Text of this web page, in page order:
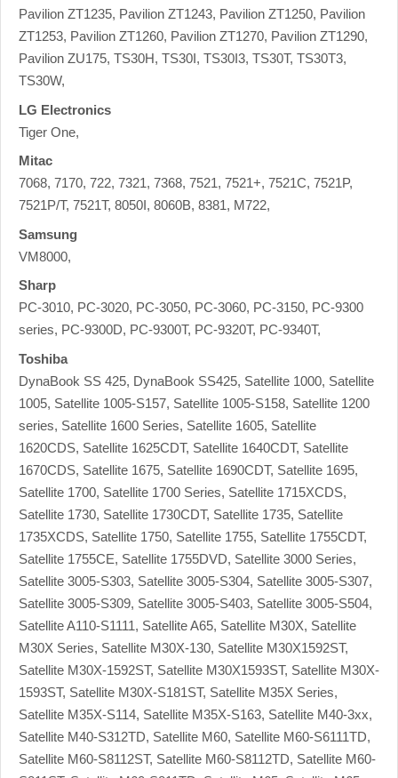
Pavilion ZT1235, Pavilion ZT1243, Pavilion ZT1250, Pavilion
ZT1253, Pavilion ZT1260, Pavilion ZT1270, Pavilion ZT1290,
Pavilion ZU175, TS30H, TS30I, TS30I3, TS30T, TS30T3,
TS30W,
LG Electronics
Tiger One,
Mitac
7068, 7170, 722, 7321, 7368, 7521, 7521+, 7521C, 7521P,
7521P/T, 7521T, 8050I, 8060B, 8381, M722,
Samsung
VM8000,
Sharp
PC-3010, PC-3020, PC-3050, PC-3060, PC-3150, PC-9300
series, PC-9300D, PC-9300T, PC-9320T, PC-9340T,
Toshiba
DynaBook SS 425, DynaBook SS425, Satellite 1000, Satellite
1005, Satellite 1005-S157, Satellite 1005-S158, Satellite 1200
series, Satellite 1600 Series, Satellite 1605, Satellite
1620CDS, Satellite 1625CDT, Satellite 1640CDT, Satellite
1670CDS, Satellite 1675, Satellite 1690CDT, Satellite 1695,
Satellite 1700, Satellite 1700 Series, Satellite 1715XCDS,
Satellite 1730, Satellite 1730CDT, Satellite 1735, Satellite
1735XCDS, Satellite 1750, Satellite 1755, Satellite 1755CDT,
Satellite 1755CE, Satellite 1755DVD, Satellite 3000 Series,
Satellite 3005-S303, Satellite 3005-S304, Satellite 3005-S307,
Satellite 3005-S309, Satellite 3005-S403, Satellite 3005-S504,
Satellite A110-S1111, Satellite A65, Satellite M30X, Satellite
M30X Series, Satellite M30X-130, Satellite M30X1592ST,
Satellite M30X-1592ST, Satellite M30X1593ST, Satellite M30X-
1593ST, Satellite M30X-S181ST, Satellite M35X Series,
Satellite M35X-S114, Satellite M35X-S163, Satellite M40-3xx,
Satellite M40-S312TD, Satellite M60, Satellite M60-S6111TD,
Satellite M60-S8112ST, Satellite M60-S8112TD, Satellite M60-